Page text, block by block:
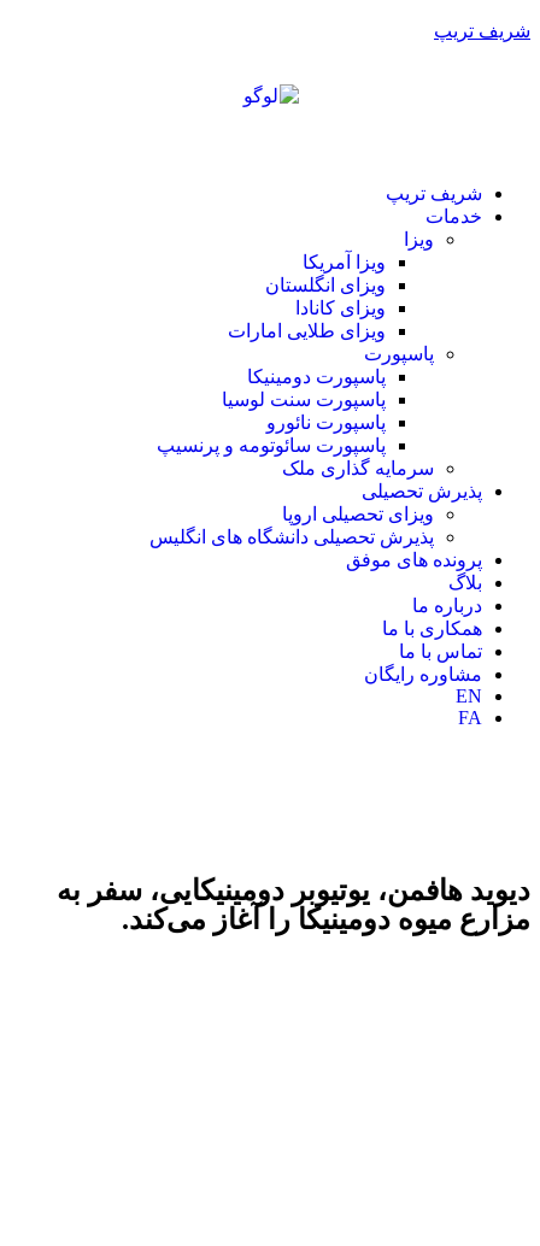
شریف تریپ
شریف تریپ
خدمات
ویزا
ویزا آمریکا
ویزای انگلستان
ویزای کانادا
ویزای طلایی امارات
پاسپورت
پاسپورت دومینیکا
پاسپورت سنت لوسیا
پاسپورت نائورو
پاسپورت سائوتومه و پرنسیپ
سرمایه گذاری ملک
پذیرش تحصیلی
ویزای تحصیلی اروپا
پذیرش تحصیلی دانشگاه های انگلیس
پرونده های موفق
بلاگ
درباره ما
همکاری با ما
تماس با ما
مشاوره رایگان
EN
FA
دیوید هافمن، یوتیوبر دومینیکایی، سفر به
مزارع میوه دومینیکا را آغاز می‌کند.